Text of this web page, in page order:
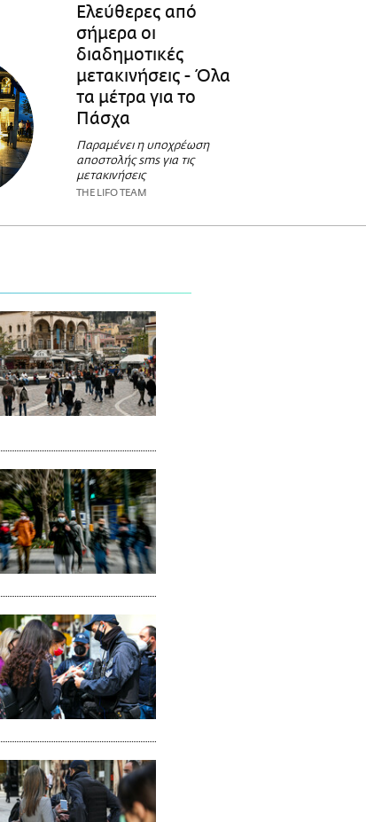
Ελεύθερες από
σήμερα οι
διαδημοτικές
μετακινήσεις - Όλα
τα μέτρα για το
Πάσχα
Παραμένει η υποχρέωση
αποστολής sms για τις
μετακινήσεις
THE LIFO TEAM